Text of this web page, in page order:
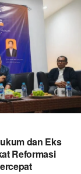
dan Eks
Reformasi